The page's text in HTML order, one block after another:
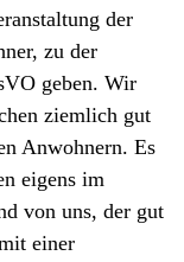
der
zu der
geben. Wir
ziemlich gut
Anwohnern. Es
eigens im
von uns, der gut
einer